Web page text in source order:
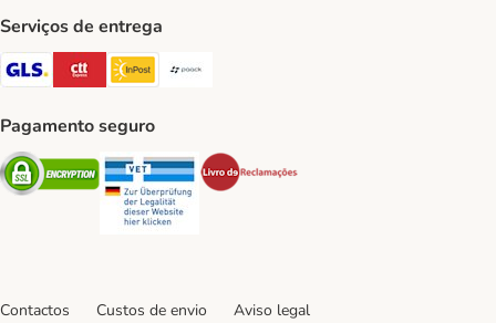
Serviços de entrega
GLS Shipping Method
CTTExpress Shipping Method
InPost Shipping Method
Pagamento seguro
Security Security
Contactos Custos de envio Aviso legal